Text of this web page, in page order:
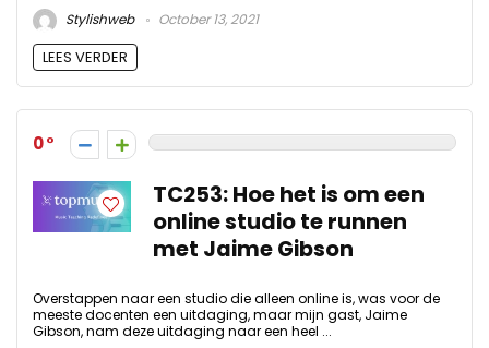
Stylishweb
October 13, 2021
LEES VERDER
0
TC253: Hoe het is om een ​​
online studio te runnen
met Jaime Gibson
Overstappen naar een studio die alleen online is, was voor de
meeste docenten een uitdaging, maar mijn gast, Jaime
Gibson, nam deze uitdaging naar een heel ...